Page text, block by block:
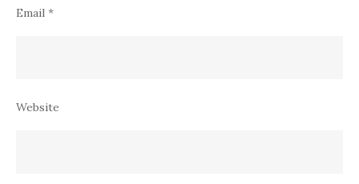
Email *
Website